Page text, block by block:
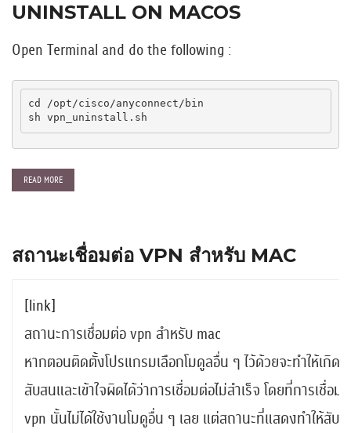
UNINSTALL ON MACOS
Open Terminal and do the following :
cd /opt/cisco/anyconnect/bin
sh vpn_uninstall.sh
READ MORE
สถานะเชื่อมต่อ VPN สำหรับ MAC
[link]
สถานะการเชื่อมต่อ vpn สำหรับ mac
หากตอนติดตั้งโปรแกรมเลือกโมดูลอื่น ๆ ไว้ด้วยจะทำให้เกิด
สับสนและเข้าใจผิดได้ว่าการเชื่อมต่อไม่สำเร็จ โดยที่การเชื่อม
vpn นั้นไม่ได้ใช้งานโมดูอื่น ๆ เลย แต่สถานะที่แสดงทำให้สับส